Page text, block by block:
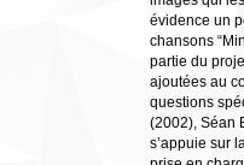
évidence un
chansons
partie du
ajoutées au
questions
(2002), Séan
s’appuie sur